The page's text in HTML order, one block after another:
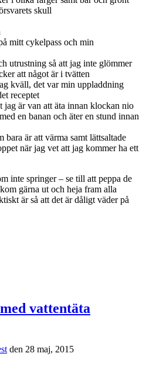
skull
mitt cykelpass och min
utrustning så att jag inte glömmer
att något är i tvätten
kväll, det var min uppladdning
receptet
jag är van att äta innan klockan nio
en banan och äter en stund innan
bara är att värma samt lättsaltade
när jag vet att jag kommer ha ett
inte springer – se till att peppa de
gärna ut och heja fram alla
är så att det är dåligt väder på
vattentäta
den 28 maj, 2015